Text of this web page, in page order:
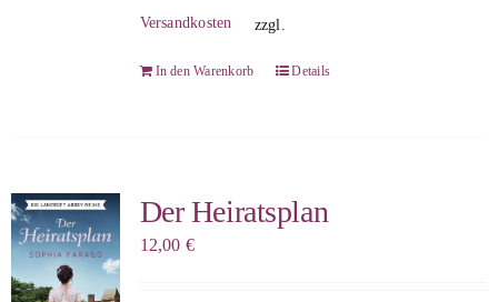
zzgl.
Versandkosten
In den Warenkorb Details
Der Heiratsplan
12,00 €